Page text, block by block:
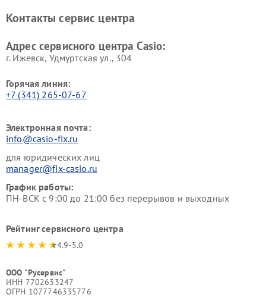
Контакты сервис центра
Адрес сервисного центра Casio:
г. Ижевск, Удмуртская ул., 304
Горячая линия:
+7 (341) 265-07-67
Электронная почта:
info@casio-fix.ru
для юридических лиц
manager@fix-casio.ru
График работы:
ПН-ВСК с 9:00 до 21:00 без перерывов и выходных
Рейтинг сервисного центра
4.9-5.0
ООО "Русервис"
ИНН 7702633247
ОГРН 1077746335776